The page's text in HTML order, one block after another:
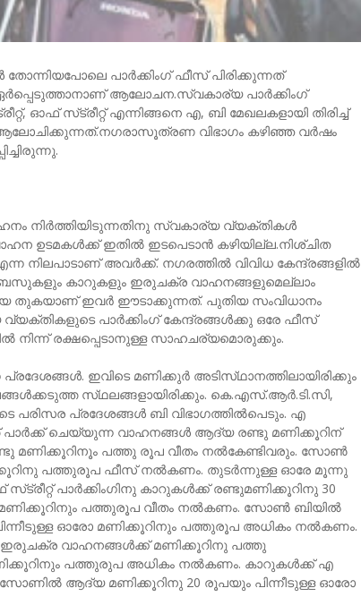
പാര്‍ക്കിംഗ്‌ ഫീസ്‌ പിരിക്കുന്നത്‌
ആലോചന.സ്വകാര്യ പാര്‍ക്കിംഗ്‌
ഓഫ്‌ സ്‌ട്രീറ്റ്‌ എന്നിങ്ങനെ എ, ബി മേഖലകളായി തിരിച്ച്‌
വിഭാഗം കഴിഞ്ഞ വര്‍ഷം
നിര്‍ത്തിയിടുന്നതിനു സ്വകാര്യ വ്യക്‌തികള്‍
ഉടമകള്‍ക്ക്‌ ഇതില്‍ ഇടപെടാന്‍ കഴിയില്ല.നിശ്‌ചിത
നിലപാടാണ്‌ അവര്‍ക്ക്‌. നഗരത്തില്‍ വിവിധ കേന്ദ്രങ്ങളില്‍
ബസുകളും കാറുകളും ഇരുചക്ര വാഹനങ്ങളുമെല്ലാം
തുകയാണ്‌ ഇവര്‍ ഈടാക്കുന്നത്‌. പുതിയ സംവിധാനം
പാര്‍ക്കിംഗ്‌ കേന്ദ്രങ്ങള്‍ക്കു ഒരേ ഫീസ്‌
നിന്ന്‌ രക്ഷപ്പെടാനുള്ള സാഹചര്യമൊരുക്കും.
ഇവിടെ മണിക്കുര്‍ അടിസ്‌ഥാനത്തിലായിരിക്കും
സ്‌ഥലങ്ങളായിരിക്കും. കെ.എസ്‌.ആര്‍.ടി.സി,
പ്രദേശങ്ങള്‍ ബി വിഭാഗത്തില്‍പെടും. എ
പാര്‍ക്ക്‌ ചെയ്യുന്ന വാഹനങ്ങള്‍ ആദ്യ രണ്ടു മണിക്കൂറിന്‌
മണിക്കൂറിനൂം പത്തു രൂപ വീതം നല്‍കേണ്ടിവരും. സോണ്‍
പത്തുരൂപ ഫീസ്‌ നല്‍കണം. തുടര്‍ന്നുള്ള ഓരേ മൂന്നു
പാര്‍ക്കിംഗിനു കാറുകള്‍ക്ക്‌ രണ്ടുമണിക്കൂറിനു 30
മണിക്കൂറിനും പത്തുരൂപ വീതം നല്‍കണം. സോണ്‍ ബിയില്‍
ഓരോ മണിക്കൂറിനും പത്തുരൂപ അധികം നല്‍കണം.
ഇരുചക്ര വാഹനങ്ങള്‍ക്ക്‌ മണിക്കൂറിനു പത്തു
മണിക്കൂറിനും പത്തുരുപ അധികം നല്‍കണം. കാറുകള്‍ക്ക്‌ എ
ആദ്യ മണിക്കൂറിനു 20 രൂപയും പിന്നീടുള്ള ഓരോ